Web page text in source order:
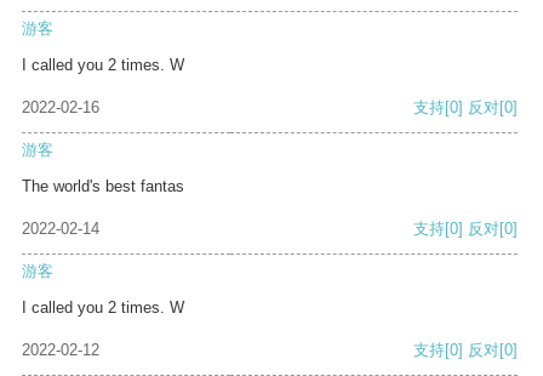
游客
I called you 2 times. W
2022-02-16 支持[0] 反对[0]
游客
The world's best fantas
2022-02-14 支持[0] 反对[0]
游客
I called you 2 times. W
2022-02-12 支持[0] 反对[0]